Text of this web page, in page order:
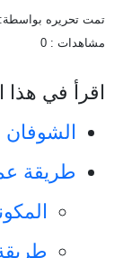
تمت تحريره بواسطة:
مشاهدات : 0
اقرأ في هذا
الشوفان
طريقة